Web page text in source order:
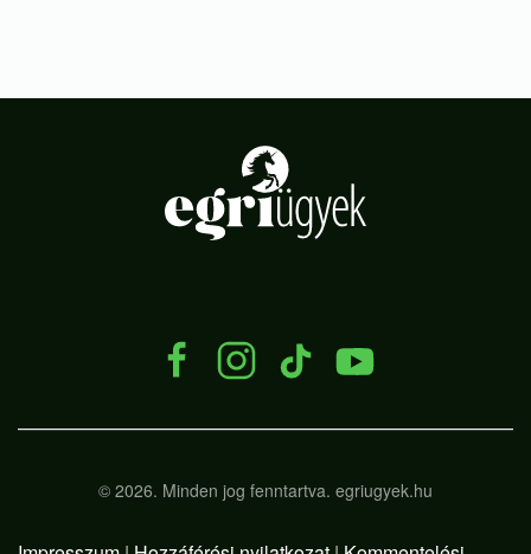
© 2026. Minden jog fenntartva. egriugyek.hu